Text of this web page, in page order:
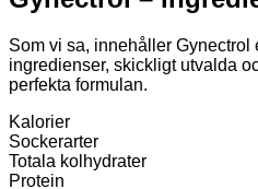
Som vi sa, innehåller Gynectrol
ingredienser, skickligt utvalda
perfekta formulan.
Kalorier
Sockerarter
Totala kolhydrater
Protein